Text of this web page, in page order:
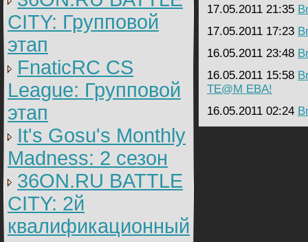
CITY: Групповой
этап
FnaticRC CS
League: Групповой
этап
It's Gosu's Monthly
Madness: 2 сезон
36ON.RU BATTLE
CITY: 2й
квалификационный
17.05.2011 21:35
17.05.2011 17:23
16.05.2011 23:48
16.05.2011 15:58
TE@M EBA!
16.05.2011 02:24